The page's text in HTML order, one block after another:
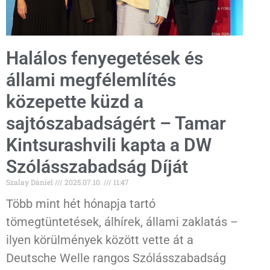
Halálos fenyegetések és
állami megfélemlítés
közepette küzd a
sajtószabadságért – Tamar
Kintsurashvili kapta a DW
Szólásszabadság Díját
Szalay Dániel 2025.07.10. 11:47
Több mint hét hónapja tartó
tömegtüntetések, álhírek, állami zaklatás –
ilyen körülmények között vette át a
Deutsche Welle rangos Szólásszabadság